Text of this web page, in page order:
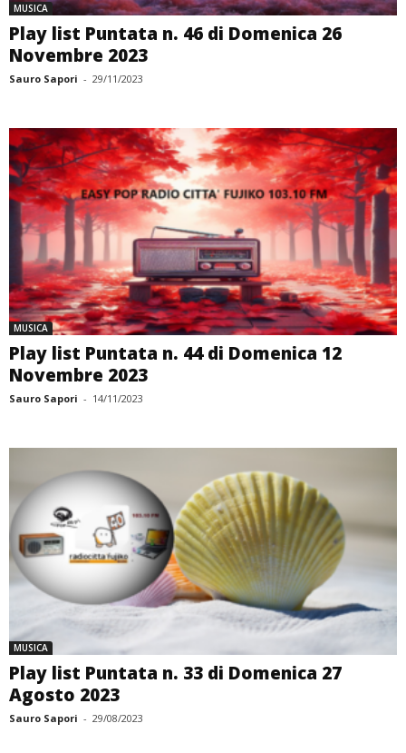
MUSICA
Play list Puntata n. 46 di Domenica 26
Novembre 2023
Sauro Sapori - 29/11/2023
MUSICA
Play list Puntata n. 44 di Domenica 12
Novembre 2023
Sauro Sapori - 14/11/2023
MUSICA
Play list Puntata n. 33 di Domenica 27
Agosto 2023
Sauro Sapori - 29/08/2023